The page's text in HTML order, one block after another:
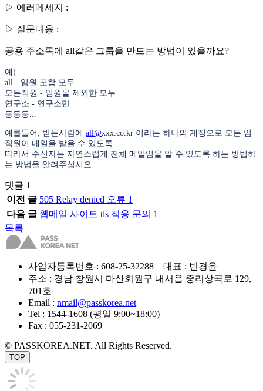
▷ 에러메세지 :
▷ 질문내용 :
공용 주소록에 all같은 그룹을 만드는 방법이 있을까요?
예)
all - 임원 포함 모두
모든직원 - 임원을 제외한 모두
연구소 - 연구소만
등등등...
예를들어, 받는사람에 all@xxx.co.kr 이라는 하나의 계정으로 모든 임
직원이 메일을 받을 수 있도록.
따라서 수신자는 자연스럽게 전체 메일임을 알 수 있도록 하는 방법하
는 방법을 알려주십시요.
댓글 1
이전 글 505 Relay denied 오류 1
다음 글 웹메일 사이트 tls 적용 문의 1
목록
사업자등록번호 : 608-25-32288 대표 : 빈경윤
주소 : 경남 창원시 마산회원구 내서읍 중리상곡로 129,
701호
Email : nmail@passkorea.net
Tel : 1544-1608 (평일 9:00~18:00)
Fax : 055-231-2069
© PASSKOREA.NET. All Rights Reserved.
TOP